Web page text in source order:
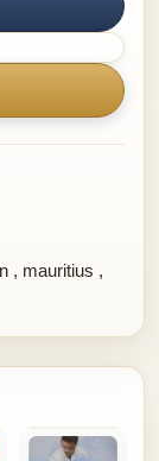
, mauritius ,